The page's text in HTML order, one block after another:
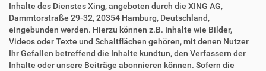
Inhalte des Dienstes Xing, angeboten durch die XING AG,
Dammtorstraße 29-32, 20354 Hamburg, Deutschland,
eingebunden werden. Hierzu können z.B. Inhalte wie Bilder,
Videos oder Texte und Schaltflächen gehören, mit denen Nutzer
Ihr Gefallen betreffend die Inhalte kundtun, den Verfassern der
Inhalte oder unsere Beiträge abonnieren können. Sofern die